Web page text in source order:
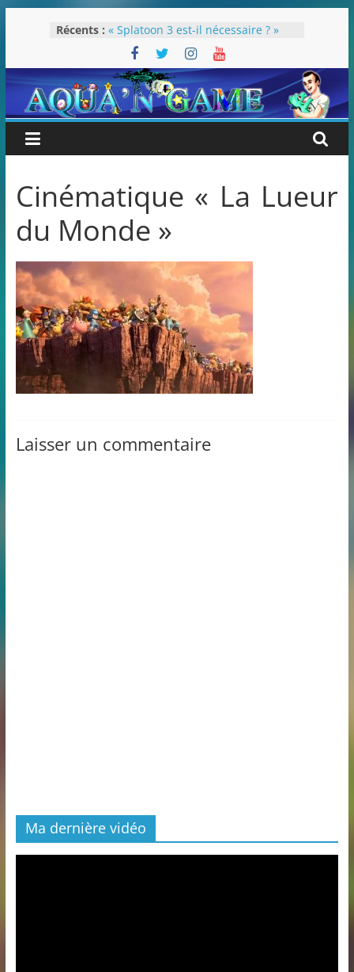
Récents : « Splatoon 3 est-il nécessaire ? »
« Dans les coulisses des JV Harry
Potter »
Pokémon Écarlate : ceci est une
révolution (ou pas) !
Attentes 2023
Rétrospective 2022
Cinématique « La Lueur
du Monde »
Laisser un commentaire
Ma dernière vidéo